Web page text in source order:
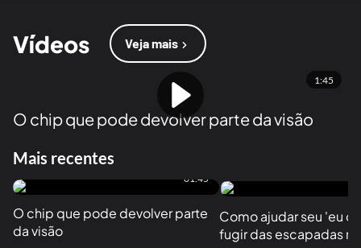
Vídeos Veja mais
1:45
O chip que pode devolver parte da visão
Mais recentes
01:45
O chip que pode devolver parte
da visão
Como ajudar seu 'eu
fugir das escapadas